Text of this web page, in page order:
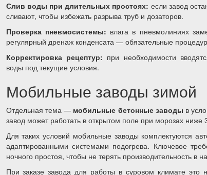
Слив воды при длительных простоях: если завод
сливают, чтобы избежать разрыва труб и дозаторов.
Проверка пневмосистемы: влага в пневмолиниях
регулярный дренаж конденсата — обязательные
Корректировка рецептур: при необходимости
воды под текущие условия.
Мобильные заводы зимой
Отдельная тема — мобильные бетонные заводы в
завод может работать в открытом поле при морозах ниже
Для таких условий мобильные заводы комплектуются
адаптированными системами подогрева. Ключевое
ночного простоя, чтобы не терять производительность в
При заказе завода для работы в суровом климате это